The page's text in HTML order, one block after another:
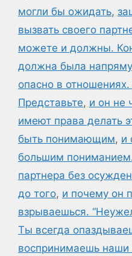
могли бы ожидать,
вызвать своего
можете и должны.
должна была
опасно в
Представьте, и он не
имеют права делать
быть понимающим, и
большим
партнера без
до того, и почему он
взрываешься.
Ты всегда
воспринимаешь наши